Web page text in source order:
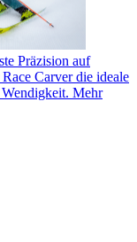
Präzision auf
Carver die ideale
Mehr